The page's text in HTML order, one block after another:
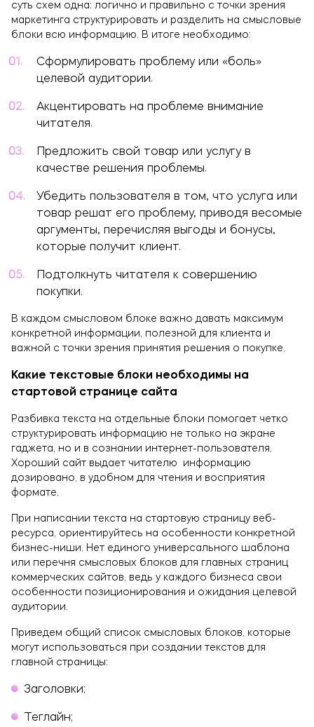
суть схем одна: логично и правильно с точки зрения
маркетинга структурировать и разделить на смысловые
блоки всю информацию. В итоге необходимо:
Сформулировать проблему или «боль»
целевой аудитории.
Акцентировать на проблеме внимание
читателя.
Предложить свой товар или услугу в
качестве решения проблемы.
Убедить пользователя в том, что услуга или
товар решат его проблему, приводя весомые
аргументы, перечисляя выгоды и бонусы,
которые получит клиент.
Подтолкнуть читателя к совершению
покупки.
В каждом смысловом блоке важно давать максимум
конкретной информации, полезной для клиента и
важной с точки зрения принятия решения о покупке.
Какие текстовые блоки необходимы на
стартовой странице сайта
Разбивка текста на отдельные блоки помогает четко
структурировать информацию не только на экране
гаджета, но и в сознании интернет-пользователя.
Хороший сайт выдает читателю информацию
дозировано, в удобном для чтения и восприятия
формате.
При написании текста на стартовую страницу веб-
ресурса, ориентируйтесь на особенности конкретной
бизнес-ниши. Нет единого универсального шаблона
или перечня смысловых блоков для главных страниц
коммерческих сайтов, ведь у каждого бизнеса свои
особенности позиционирования и ожидания целевой
аудитории.
Приведем общий список смысловых блоков, которые
могут использоваться при создании текстов для
главной страницы:
заголовки;
теглайн;